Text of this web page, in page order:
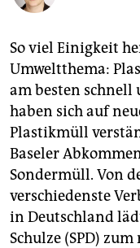
fragen & hilfe
unterstützen
abo
genossenschaft
epaper login
So viel Einigkeit
Umweltthema:
am besten schnell
haben sich auf
Plastikmüll
Baseler
Sondermüll. Von
verschiedenste
in Deutschland
Schulze (SPD)